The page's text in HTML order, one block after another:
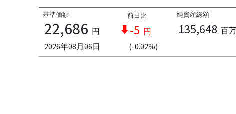
基準価額
22,686 円
2026年08月06日
前日比
-5 円
(-0.02%)
純資産総額
135,648 百